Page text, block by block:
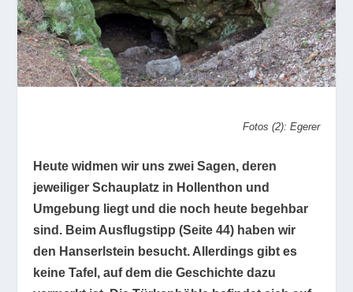
Fotos (2): Egerer
Heute widmen wir uns zwei Sagen, deren
jeweiliger Schauplatz in Hollenthon und
Umgebung liegt und die noch heute begehbar
sind. Beim Ausflugstipp (Seite 44) haben wir
den Hanserlstein besucht. Allerdings gibt es
keine Tafel, auf dem die Geschichte dazu